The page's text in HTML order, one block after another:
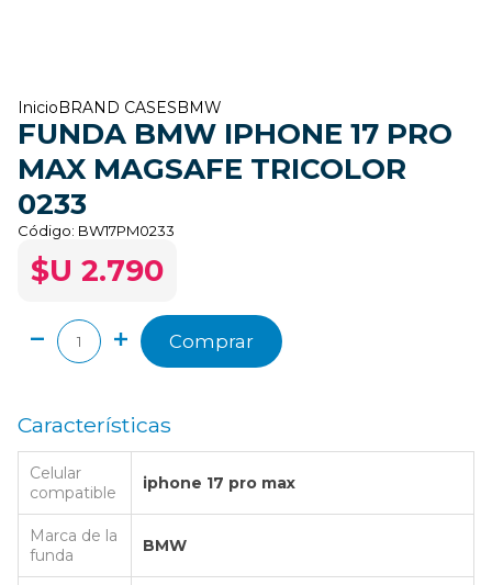
Inicio BRAND CASES BMW
FUNDA BMW IPHONE 17 PRO
MAX MAGSAFE TRICOLOR
0233
Código: BW17PM0233
$U 2.790
Comprar
Características
Celular
compatible
iphone 17 pro max
Marca de la
funda
BMW